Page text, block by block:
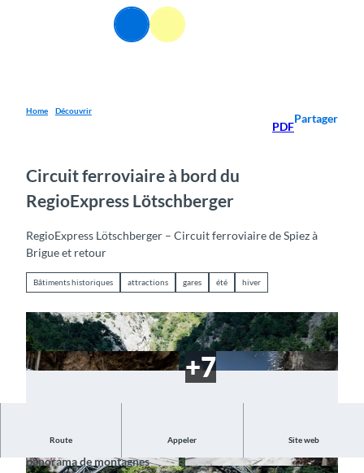
Recherche
Menu
Home Découvrir
PDF
Partager
Circuit ferroviaire à bord du
RegioExpress Lötschberger
RegioExpress Lötschberger – Circuit ferroviaire de Spiez à
Brigue et retour
Bâtiments historiques attractions gares été hiver
Route Appeler Site web
Empruntez la ligne de chemin de fer centenaire et admirez le
panorama de montagnes